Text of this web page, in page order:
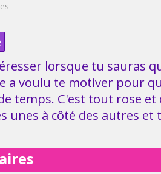
lorsque tu sauras
a voulu te motiver pour
temps. C'est tout rose et
unes à côté des autres